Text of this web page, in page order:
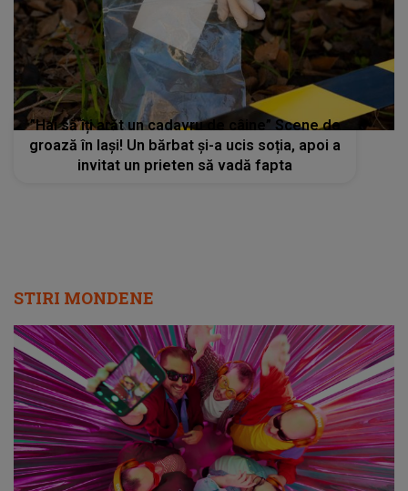
”Hai să îți arăt un cadavru de câine” Scene de
groază în Iași! Un bărbat și-a ucis soția, apoi a
invitat un prieten să vadă fapta
STIRI MONDENE